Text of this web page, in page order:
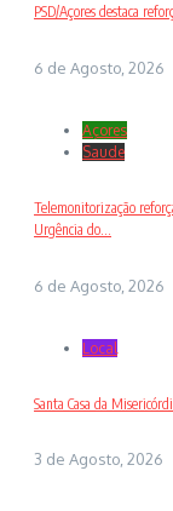
PSD/Açores destaca
6 de Agosto, 2026
Açores
Saude
Telemonitorização
Urgência do...
6 de Agosto, 2026
Local
Santa Casa da
3 de Agosto, 2026